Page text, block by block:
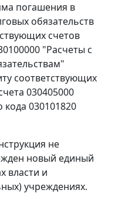
погашения в
обязательств
счетов
"Расчеты с
соответствующих
030405000
кода 030101820
не
новый единый
власти и
учреждениях.